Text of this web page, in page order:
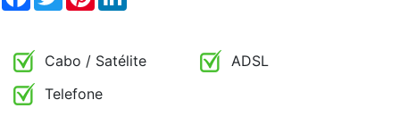
Cabo / Satélite
ADSL
Telefone